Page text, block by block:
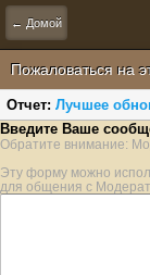
← Домой
Пожаловаться на
Отчет: Лучшее
Введите Ваше
Обратите внимание:
Эту форму можно
для общения с